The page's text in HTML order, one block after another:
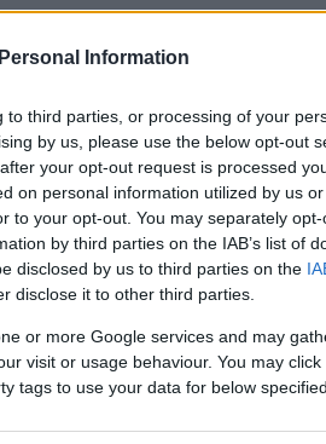
Information
third parties, or processing of your
by us, please use the below opt-out
your opt-out request is processed
on personal information utilized by us
to your opt-out. You may separately
by third parties on the IAB’s list of
disclosed by us to third parties on the
disclose it to other third parties.
or more Google services and may
visit or usage behaviour. You may
tags to use your data for below
ανέφερε ότι, για
κύκλος στο
για το έργο που
τη θητεία του δόθηκε
φορολογικού
της φοροδιαφυγής, στην
διοίκησης και
τόνισε ότι η
θετική τροχιά και
θα συνεχιστεί με τον νέο
καλή επιτυχία,
στην περαιτέρω